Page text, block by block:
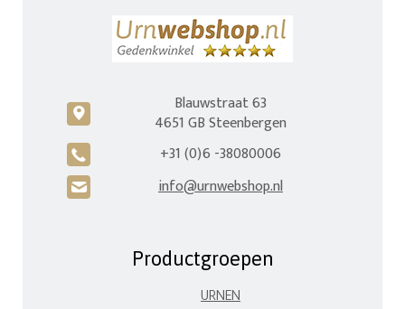
c
Blauwstraat 63
4651 GB Steenbergen
A +31 (0)6 -38080006
H info@urnwebshop.nl
Productgroepen
URNEN